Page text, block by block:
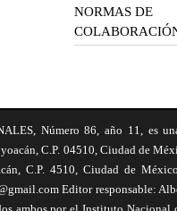
NORMAS DE
Número 86, año 11, es
C.P. 04510, Ciudad de
C.P. 4510, Ciudad de
Editor responsable: